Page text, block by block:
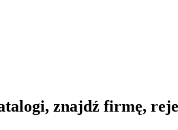
znajdź firmę,